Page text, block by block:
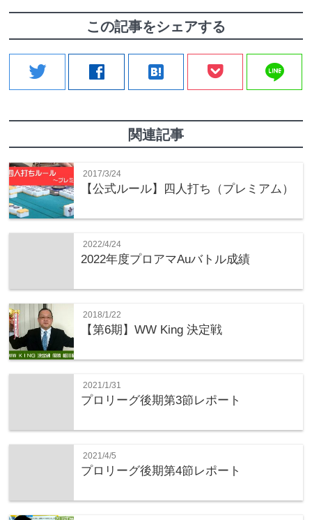
この記事をシェアする
twitter facebook hatenabookmark line
関連記事
2017/3/24
【公式ルール】四人打ち（プレミアム）
2022/4/24
2022年度プロアマAuバトル成績
2018/1/22
【第6期】WW King 決定戦
2021/1/31
プロリーグ後期第3節レポート
2021/4/5
プロリーグ後期第4節レポート